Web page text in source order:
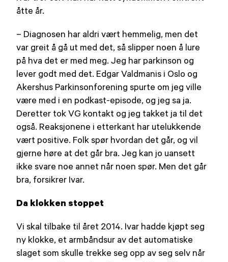
åtte år.
– Diagnosen har aldri vært hemmelig, men det
var greit å gå ut med det, så slipper noen å lure
på hva det er med meg. Jeg har parkinson og
lever godt med det. Edgar Valdmanis i Oslo og
Akershus Parkinsonforening spurte om jeg ville
være med i en podkast-episode, og jeg sa ja.
Deretter tok VG kontakt og jeg takket ja til det
også. Reaksjonene i etterkant har utelukkende
vært positive. Folk spør hvordan det går, og vil
gjerne høre at det går bra. Jeg kan jo uansett
ikke svare noe annet når noen spør. Men det går
bra, forsikrer Ivar.
Da klokken stoppet
Vi skal tilbake til året 2014. Ivar hadde kjøpt seg
ny klokke, et armbåndsur av det automatiske
slaget som skulle trekke seg opp av seg selv når